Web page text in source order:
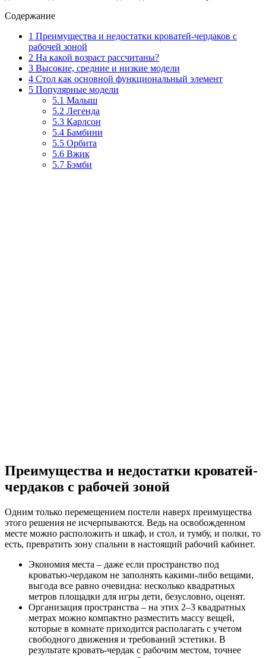
Содержание
1 Преимущества и недостатки кроватей-чердаков с
рабочей зоной
2 На какой возраст рассчитаны?
3 Высокие, средние и низкие модели
4 Стол как основной функциональный элемент
5 Популярные модели
5.1 Малыш
5.2 Легенда
5.3 Карлсон
5.4 Бамбини
5.5 Орбита
5.6 Вжик
5.7 Бэмби
Преимущества и недостатки кроватей-
чердаков с рабочей зоной
Одним только перемещением постели наверх преимущества
этого решения не исчерпываются. Ведь на освобожденном
месте можно расположить и шкаф, и стол, и тумбу, и полки, то
есть, превратить зону спальни в настоящий рабочий кабинет.
Экономия места – даже если пространство под
кроватью-чердаком не заполнять какими-либо вещами,
выгода все равно очевидна: несколько квадратных
метров площадки для игры дети, безусловно, оценят.
Организация пространства – на этих 2–3 квадратных
метрах можно компактно разместить массу вещей,
которые в комнате приходится располагать с учетом
свободного движения и требований эстетики. В
результате кровать-чердак с рабочим местом, точнее